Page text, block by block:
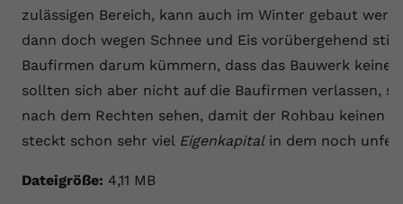
zulässigen Bereich, kann auch im Winter gebaut
dann doch wegen Schnee und Eis vorübergehend
Baufirmen darum kümmern, dass das Bauwerk keine
sollten sich aber nicht auf die Baufirmen verlassen,
nach dem Rechten sehen, damit der Rohbau keinen
steckt schon sehr viel Eigenkapitalin dem noch
Dateigröße: 4,11 MB